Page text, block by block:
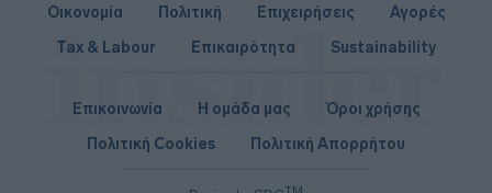
Οικονομία Πολιτική Επιχειρήσεις
Αγορές
Tax & Labour
Επικαιρότητα Sustainability
Επικοινωνία Η ομάδα μας
Όροι χρήσης
Πολιτική Cookies
Πολιτική Απορρήτου